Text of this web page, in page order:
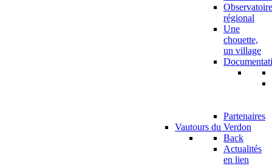
Observatoire
régional
Une
chouette,
un village
Partenaires
Vautours du Verdon
Back
Actualités
en lien